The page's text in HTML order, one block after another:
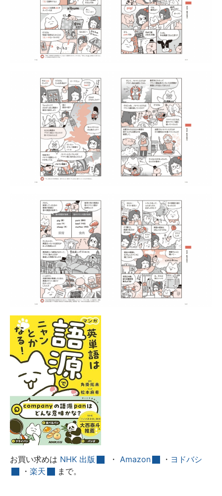
お買い求めは NHK 出版 ・ Amazon ・ ヨドバシ
・ 楽天 まで。